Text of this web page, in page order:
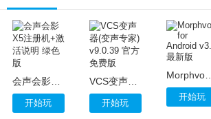
2、角色扮演工具：上百种假声可以用来满足
份和特质。改进双重声变算法：连接和虚拟音
3、在聊天，电话，游戏或其他中获得乐趣：网
游中能实时转换声音至男女声! 改进双重声变
驱动
4、自制画外音：轻松为电影，广播，旁白制
的画外音，等等。
会声会影X5注册机+激活说明 绿色版
开始玩
VCS变声器(变声专家) v9.0.39 官方免费版
开始玩
Morphvox for Android v3.0 最新版
开始玩